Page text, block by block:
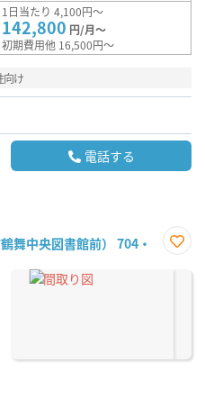
1日当たり 4,100円～
142,800 円/月～
初期費用他 16,500円～
向け
電話する
舞中央図書館前） 704・
に入